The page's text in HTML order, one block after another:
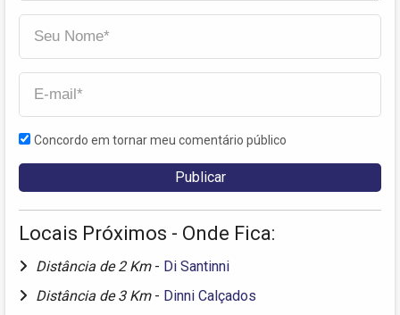
Concordo em tornar meu comentário público
Locais Próximos - Onde Fica:
Distância de 2 Km - Di Santinni
Distância de 3 Km - Dinni Calçados